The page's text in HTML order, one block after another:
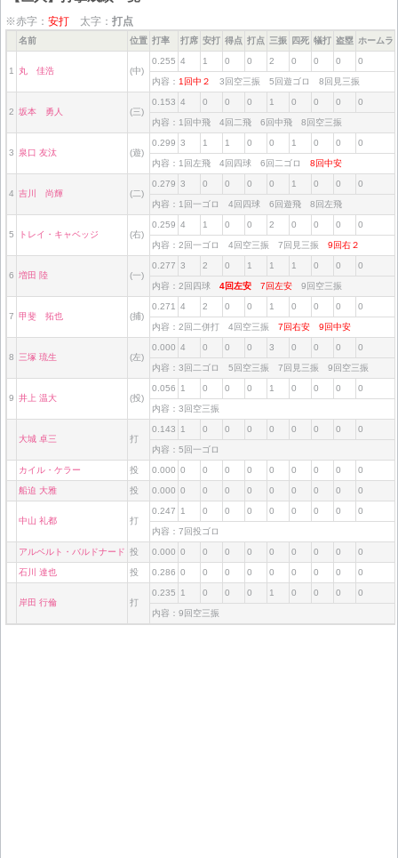
※赤字： 安打 太字： 打点
名前 位置 打率 打席 安打 得点 打点 三振 四死 犠打 盗塁 ホームラ
1 丸 佳浩 (中)
0.255 4 1 0 0 2 0 0 0 0
内容： 1回中２ 3回空三振 5回遊ゴロ 8回見三振
2 坂本 勇人 (三)
0.153 4 0 0 0 1 0 0 0 0
内容：1回中飛 4回二飛 6回中飛 8回空三振
3 泉口 友汰 (遊)
0.299 3 1 1 0 0 1 0 0 0
内容：1回左飛 4回四球 6回二ゴロ 8回中安
4 吉川 尚輝 (二)
0.279 3 0 0 0 0 1 0 0 0
内容：1回一ゴロ 4回四球 6回遊飛 8回左飛
5 トレイ・キャベッジ (右)
0.259 4 1 0 0 2 0 0 0 0
内容：2回一ゴロ 4回空三振 7回見三振 9回右２
6 増田 陸 (一)
0.277 3 2 0 1 1 1 0 0 0
内容：2回四球 4回左安 7回左安 9回空三振
7 甲斐 拓也 (捕)
0.271 4 2 0 0 1 0 0 0 0
内容：2回二併打 4回空三振 7回右安 9回中安
8 三塚 琉生 (左)
0.000 4 0 0 0 3 0 0 0 0
内容：3回二ゴロ 5回空三振 7回見三振 9回空三振
9 井上 温大 (投)
0.056 1 0 0 0 1 0 0 0 0
内容：3回空三振
大城 卓三 打
0.143 1 0 0 0 0 0 0 0 0
内容：5回一ゴロ
カイル・ケラー 投 0.000 0 0 0 0 0 0 0 0 0
船迫 大雅 投 0.000 0 0 0 0 0 0 0 0 0
中山 礼都 打
0.247 1 0 0 0 0 0 0 0 0
内容：7回投ゴロ
アルベルト・バルドナード 投 0.000 0 0 0 0 0 0 0 0 0
石川 達也 投 0.286 0 0 0 0 0 0 0 0 0
岸田 行倫 打
0.235 1 0 0 0 1 0 0 0 0
内容：9回空三振